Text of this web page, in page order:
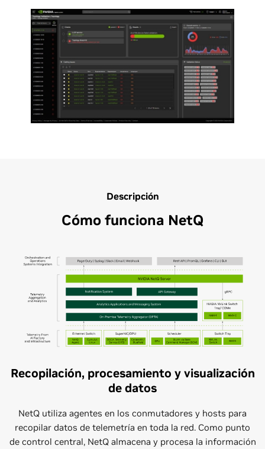
Descripción
Cómo funciona NetQ
Recopilación, procesamiento y visualización
de datos
NetQ utiliza agentes en los conmutadores y hosts para
recopilar datos de telemetría en toda la red. Como punto
de control central, NetQ almacena y procesa la información